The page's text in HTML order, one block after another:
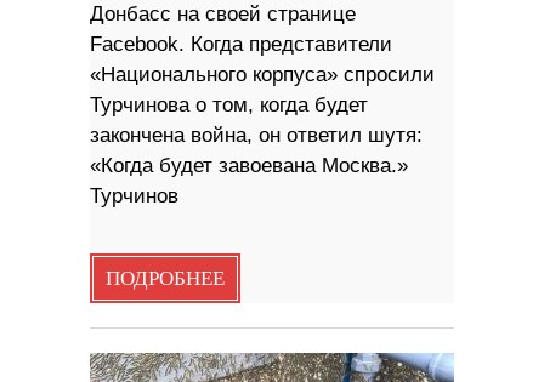
Донбасс на своей странице
Facebook. Когда представители
«Национального корпуса» спросили
Турчинова о том, когда будет
закончена война, он ответил шутя:
«Когда будет завоевана Москва.»
Турчинов
ПОДРОБНЕЕ